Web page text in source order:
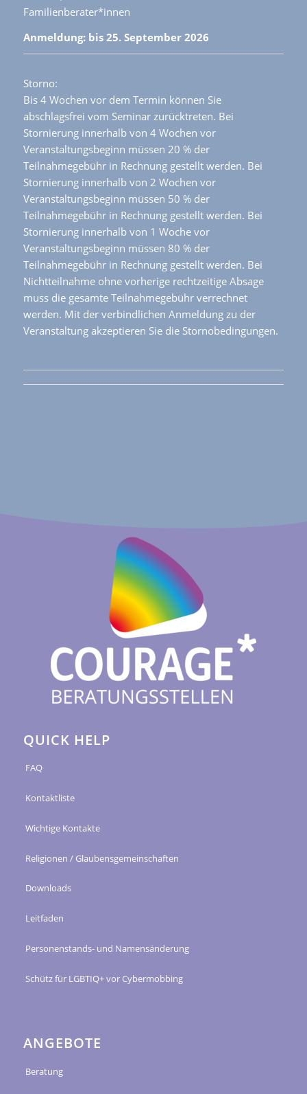
Familienberater*innen
Anmeldung: bis 25. September 2026
Storno:
Bis 4 Wochen vor dem Termin können Sie
abschlagsfrei vom Seminar zurücktreten. Bei
Stornierung innerhalb von 4 Wochen vor
Veranstaltungsbeginn müssen 20 % der
Teilnahmegebühr in Rechnung gestellt werden. Bei
Stornierung innerhalb von 2 Wochen vor
Veranstaltungsbeginn müssen 50 % der
Teilnahmegebühr in Rechnung gestellt werden. Bei
Stornierung innerhalb von 1 Woche vor
Veranstaltungsbeginn müssen 80 % der
Teilnahmegebühr in Rechnung gestellt werden. Bei
Nichtteilnahme ohne vorherige rechtzeitige Absage
muss die gesamte Teilnahmegebühr verrechnet
werden. Mit der verbindlichen Anmeldung zu der
Veranstaltung akzeptieren Sie die Stornobedingungen.
QUICK HELP
FAQ
Kontaktliste
Wichtige Kontakte
Religionen / Glaubensgemeinschaften
Downloads
Leitfaden
Personenstands- und Namensänderung
Schütz für LGBTIQ+ vor Cybermobbing
ANGEBOTE
Beratung